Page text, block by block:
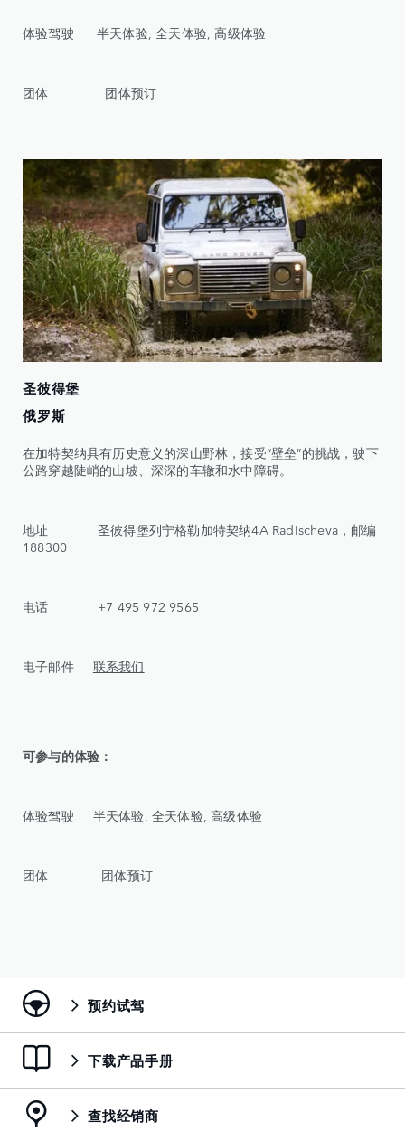
体验驾驶 半天体验, 全天体验, 高级体验
团体 团体预订
圣彼得堡
俄罗斯
在加特契纳具有历史意义的深山野林，接受“壁垒”的挑战，驶下
公路穿越陡峭的山坡、深深的车辙和水中障碍。
地址 圣彼得堡列宁格勒加特契纳4A Radischeva，邮编
188300
电话 +7 495 972 9565
电子邮件 联系我们
可参与的体验：
体验驾驶 半天体验, 全天体验, 高级体验
团体 团体预订
预约试驾
下载产品手册
查找经销商